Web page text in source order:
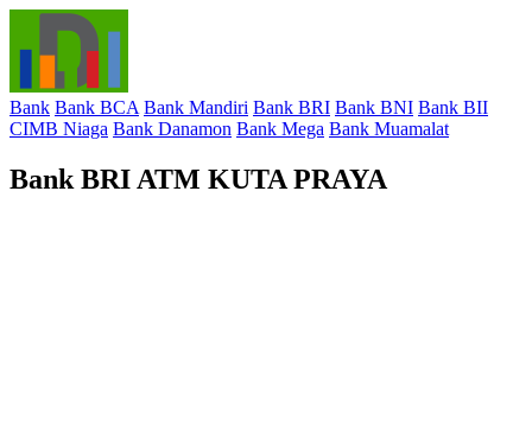
Bank Bank BCA Bank Mandiri Bank BRI Bank BNI Bank BII
CIMB Niaga Bank Danamon Bank Mega Bank Muamalat
Bank BRI ATM KUTA PRAYA